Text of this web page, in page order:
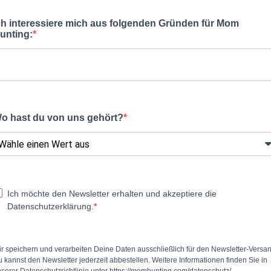
interessiere mich aus folgenden Gründen für Mom
hast du von uns gehört?
Ich möchte den Newsletter erhalten und akzeptiere die
Datenschutzerklärung.
speichern und verarbeiten Deine Daten ausschließlich für den Newsletter-
kannst den Newsletter jederzeit abbestellen. Weitere Informationen finden Sie in